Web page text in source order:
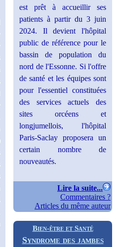
est prêt à accueillir ses
patients à partir du 3 juin
2024. Il devient l'hôpital
public de référence pour le
bassin de population du
nord de l'Essonne. Si l'offre
de santé et les équipes sont
pour l'essentiel constituées
des services actuels des
sites orcéens et
longjumellois, l'hôpital
Paris-Saclay proposera un
certain nombre de
nouveautés.
Lire la suite...
Commentaires ?
Articles du même auteur
Bien-être et Santé
Syndrome des jambes